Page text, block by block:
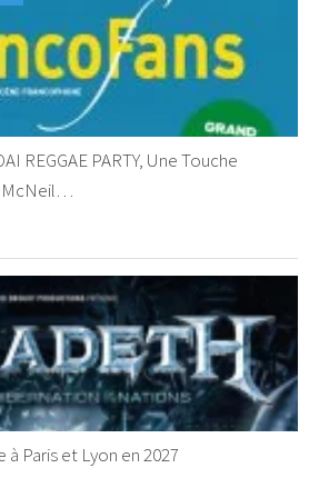
REGGAE PARTY, Une Touche
McNeil…
Paris et Lyon en 2027